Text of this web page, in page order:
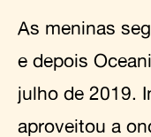
As meninas
e depois
julho de 2019.
aproveitou a